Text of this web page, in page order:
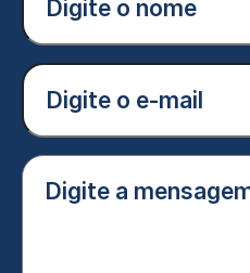
nome
(Obrigatório)
E-
mail
(Obrigatório)
Digite